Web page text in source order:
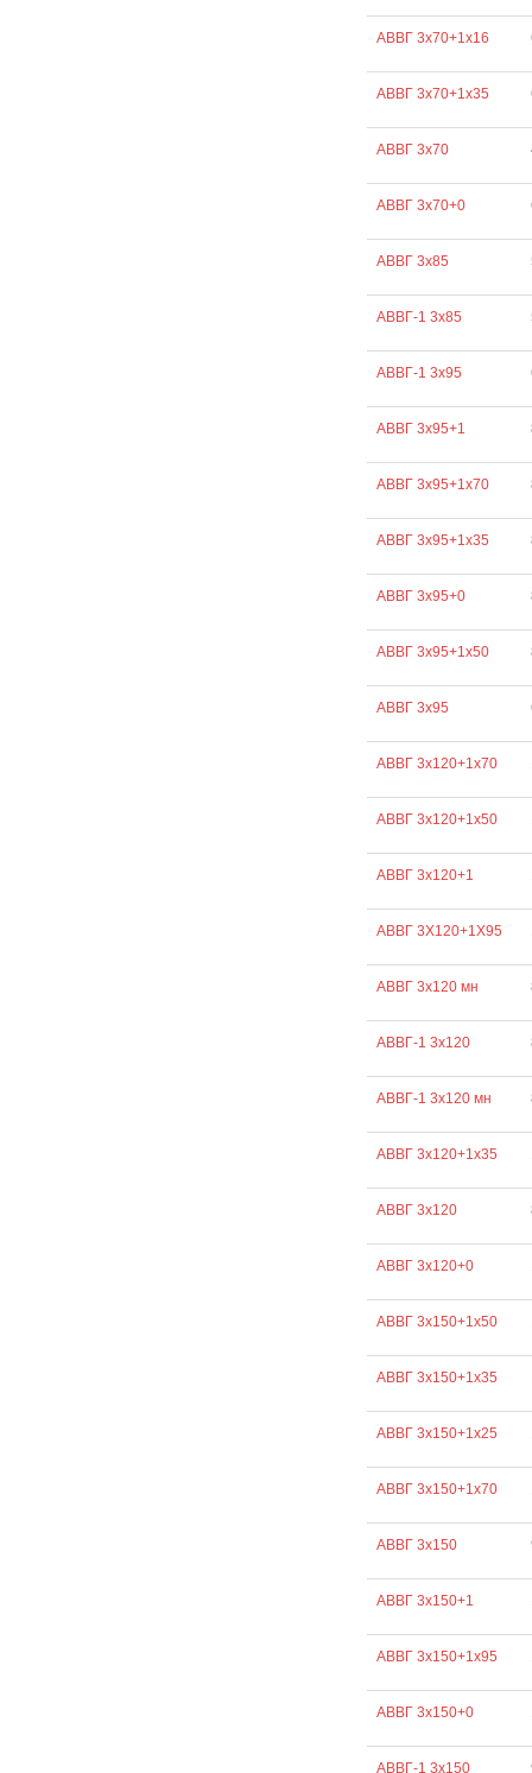
АВВГ 3х70+1х16
АВВГ 3х70+1х35
АВВГ 3х70
АВВГ 3х70+0
АВВГ 3х85
АВВГ-1 3х85
АВВГ-1 3х95
АВВГ 3х95+1
АВВГ 3х95+1х70
АВВГ 3х95+1х35
АВВГ 3х95+0
АВВГ 3х95+1х50
АВВГ 3х95
АВВГ 3х120+1х70
АВВГ 3х120+1х50
АВВГ 3х120+1
АВВГ 3Х120+1Х95
АВВГ 3х120 мн
АВВГ-1 3х120
АВВГ-1 3х120 мн
АВВГ 3х120+1х35
АВВГ 3х120
АВВГ 3х120+0
АВВГ 3х150+1х50
АВВГ 3х150+1х35
АВВГ 3х150+1х25
АВВГ 3х150+1х70
АВВГ 3х150
АВВГ 3х150+1
АВВГ 3х150+1х95
АВВГ 3х150+0
АВВГ-1 3х150